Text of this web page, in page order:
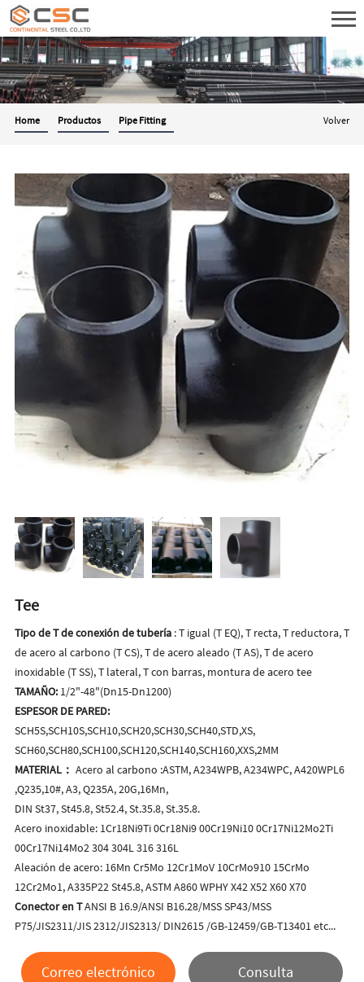
Volver
Home Productos Pipe Fitting
Tee
Tipo de T de conexión de tubería: T igual (T EQ), T recta, T reductora, T
de acero al carbono (T CS), T de acero aleado (T AS), T de acero
inoxidable (T SS), T lateral, T con barras, montura de acero tee
TAMAÑO:1/2"-48"(Dn15-Dn1200)
ESPESOR DE PARED:
SCH5S,SCH10S,SCH10,SCH20,SCH30,SCH40,STD,XS,
SCH60,SCH80,SCH100,SCH120,SCH140,SCH160,XXS,2MM
MATERIAL： Acero al carbono :ASTM, A234WPB, A234WPC, A420WPL6
,Q235,10#, A3, Q235A, 20G,16Mn,
DIN St37, St45.8, St52.4, St.35.8, St.35.8.
Acero inoxidable: 1Cr18Ni9Ti 0Cr18Ni9 00Cr19Ni10 0Cr17Ni12Mo2Ti
00Cr17Ni14Mo2 304 304L 316 316L
Aleación de acero: 16Mn Cr5Mo 12Cr1MoV 10CrMo910 15CrMo
12Cr2Mo1, A335P22 St45.8, ASTM A860 WPHY X42 X52 X60 X70
Conector en TANSI B 16.9/ANSI B16.28/MSS SP43/MSS
P75/JIS2311/JIS 2312/JIS2313/ DIN2615 /GB-12459/GB-T13401 etc...
Correo electrónico Consulta